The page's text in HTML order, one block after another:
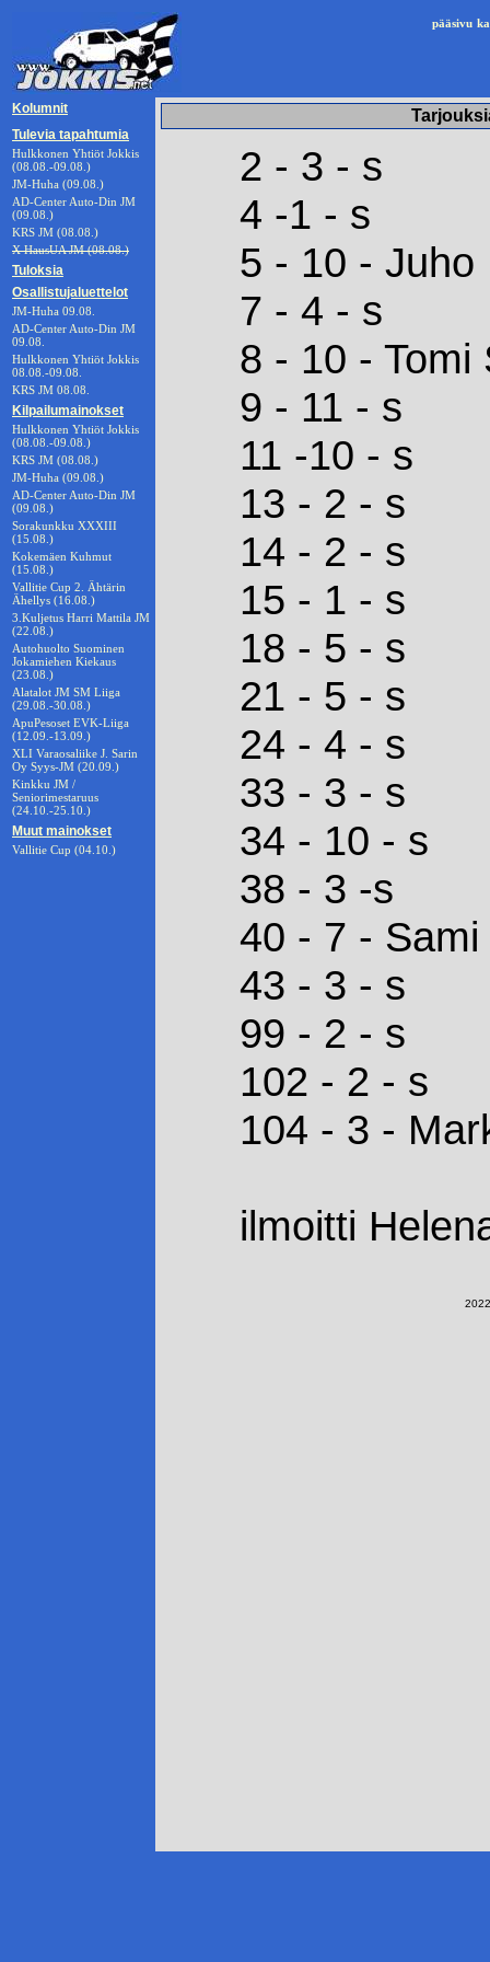
pääsivu
Kolumnit
Tulevia tapahtumia
Hulkkonen Yhtiöt Jokkis
(08.08.-09.08.)
JM-Huha (09.08.)
AD-Center Auto-Din JM
(09.08.)
KRS JM (08.08.)
X HausUA JM (08.08.)
Tuloksia
Osallistujaluettelot
JM-Huha 09.08.
AD-Center Auto-Din JM
09.08.
Hulkkonen Yhtiöt Jokkis
08.08.-09.08.
KRS JM 08.08.
Kilpailumainokset
Hulkkonen Yhtiöt Jokkis
(08.08.-09.08.)
KRS JM (08.08.)
JM-Huha (09.08.)
AD-Center Auto-Din JM
(09.08.)
Sorakunkku XXXIII
(15.08.)
Kokemäen Kuhmut
(15.08.)
Vallitie Cup 2. Ähtärin
Ähellys (16.08.)
3.Kuljetus Harri Mattila JM
(22.08.)
Autohuolto Suominen
Jokamiehen Kiekaus
(23.08.)
Alatalot JM SM Liiga
(29.08.-30.08.)
ApuPesoset EVK-Liiga
(12.09.-13.09.)
XLI Varaosaliike J. Sarin
Oy Syys-JM (20.09.)
Kinkku JM /
Seniorimestaruus
(24.10.-25.10.)
Muut mainokset
Vallitie Cup (04.10.)
2 - 3 - s
4 -1 - s
5 - 10 - Juho
7 - 4 - s
8 - 10 - Tomi
9 - 11 - s
11 -10 - s
13 - 2 - s
14 - 2 - s
15 - 1 - s
18 - 5 - s
21 - 5 - s
24 - 4 - s
33 - 3 - s
34 - 10 - s
38 - 3 -s
40 - 7 -
43 - 3 - s
99 - 2 - s
102 - 2 - s
104 - 3 -
ilmoitti